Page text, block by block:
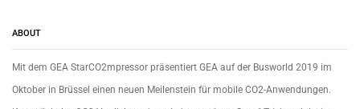
ABOUT
Mit dem GEA StarCO2mpressor präsentiert GEA auf der Busworld 2019 im
Oktober in Brüssel einen neuen Meilenstein für mobile CO2-Anwendungen.